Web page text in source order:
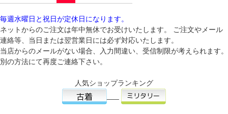
毎週水曜日と祝日が定休日になります。
ネットからのご注文は年中無休でお受けいたします。 ご注文やメール
連絡等、当日または翌営業日には必ず対応いたします。
当店からのメールがない場合、入力間違い、受信制限が考えられます。
別の方法にて再度ご連絡下さい。
人気ショップランキング